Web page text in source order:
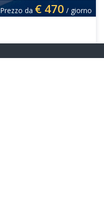
Prezzo da € 470 / giorno
Piscina: Si